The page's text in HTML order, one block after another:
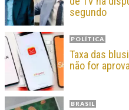
segundo
POLÍTICA
Taxa das
não for
BRASIL